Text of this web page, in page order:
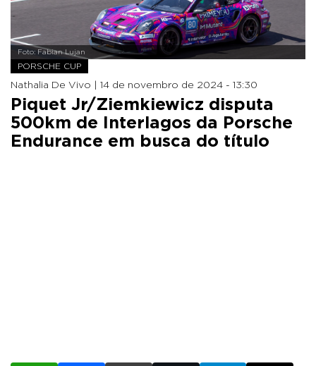
Foto: Fabian Lujan
PORSCHE CUP
Nathalia De Vivo | 14 de novembro de 2024 - 13:30
Piquet Jr/Ziemkiewicz disputa
500km de Interlagos da Porsche
Endurance em busca do título